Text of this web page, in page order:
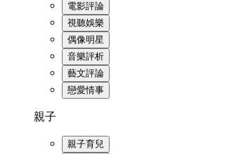
電影評論
視聽娛樂
偶像明星
音樂評析
藝文評論
戀愛情事
親子
親子育兒